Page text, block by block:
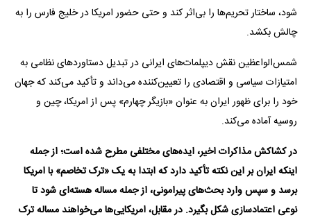
شود، ساختار تحریم‌ها را بی‌اثر کند و حتی حضور امریکا در خلیج فارس را به
چالش بکشد.
شمس‌الواعظین نقش دیپلمات‌‌های ایرانی در تبدیل دستاوردهای نظامی به
امتیازات سیاسی و اقتصادی را تعیین‌کننده می‌داند و تأکید می‌کند که جهان
خود را برای ظهور ایران به عنوان «بازیگر چهارم» پس از امریکا، چین و
روسیه آماده می‌کند.
در کشاکش مذاکرات اخیر، ایده‌های مختلفی مطرح شده است؛ از جمله
اینکه ایران بر این نکته تأکید دارد که ابتدا به یک «ترک تخاصم» با امریکا
برسد و سپس وارد بحث‌های پیرامونی، از جمله مساله هسته‌ای شود تا
نوعی اعتمادسازی شکل بگیرد. در مقابل، امریکایی‌ها می‌خواهند مساله ترک